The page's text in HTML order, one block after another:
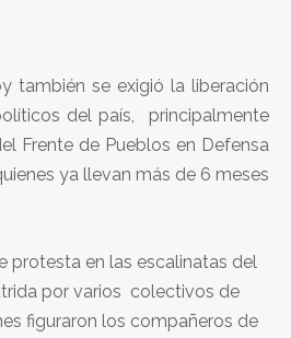
también se exigió la liberación
del país, principalmente
Frente de Pueblos en Defensa
ya llevan más de 6 meses
protesta en las escalinatas del
por varios colectivos de
figuraron los compañeros de